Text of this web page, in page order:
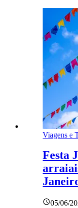
Viagens e
Festa
05/06/